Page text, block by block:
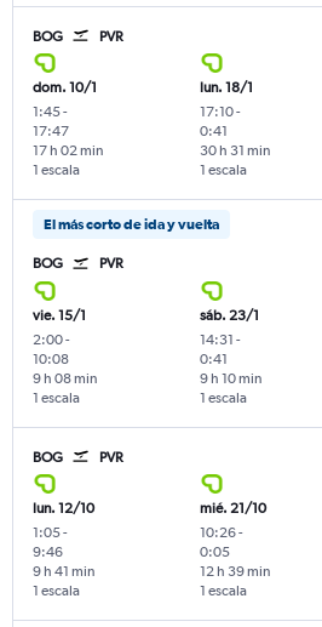
BOG PVR
dom. 10/1
1:45-
17:47
1 escala
17 h 02 min
lun. 18/1
17:10-
0:41
1 escala
30 h 31 min
El más corto de ida y vuelta
BOG PVR
vie. 15/1
2:00-
10:08
1 escala
9 h 08 min
sáb. 23/1
14:31 -
0:41
1 escala
9 h 10 min
BOG PVR
lun. 12/10
1:05-
9:46
1 escala
9 h 41 min
mié. 21/10
10:26-
0:05
1 escala
12 h 39 min